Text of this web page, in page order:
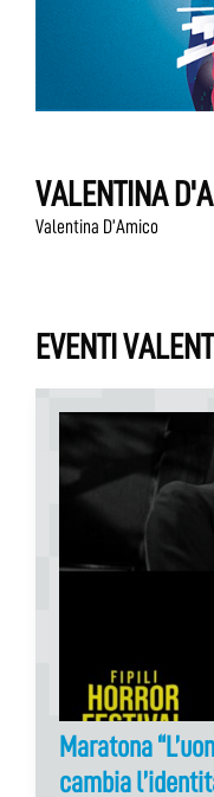
VALENTINA
Valentina D’Amico
EVENTI
Maratona
cambia